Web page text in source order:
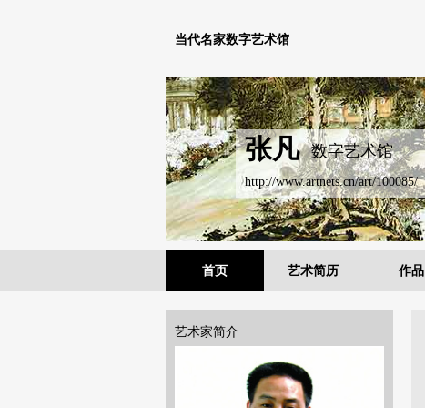
当代名家数字艺术馆
张凡 数字艺术馆
http://www.artnets.cn/art/100085/
首页 艺术简历 作品
艺术家简介